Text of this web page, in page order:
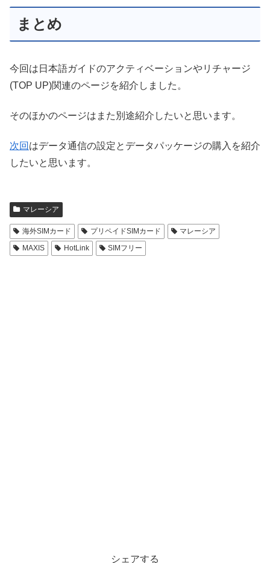
まとめ
今回は日本語ガイドのアクティベーションやリチャージ
(TOP UP)関連のページを紹介しました。
そのほかのページはまた別途紹介したいと思います。
次回 はデータ通信の設定とデータパッケージの購入を紹介
したいと思います。
マレーシア
海外SIMカード プリペイドSIMカード
マレーシア
MAXIS
HotLink SIMフリー
シェアする